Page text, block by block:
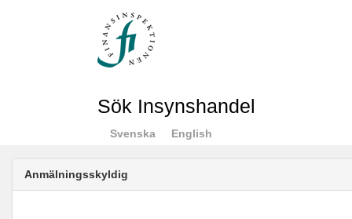
Sök Insynshandel
Svenska English
Anmälningsskyldig